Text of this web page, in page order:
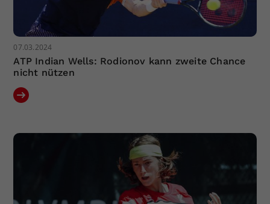
07.03.2024
ATP Indian Wells: Rodionov kann zweite Chance
nicht nützen